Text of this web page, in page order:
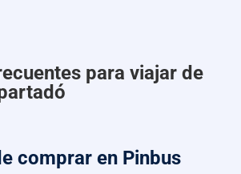
para viajar de
comprar en Pinbus